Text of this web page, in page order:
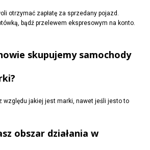
otrzymać zapłatę za sprzedany pojazd.
bądź przelewem ekspresowym na konto.
skupujemy samochody
względu jakiej jest marki, nawet jeśli jesto to
obszar działania w